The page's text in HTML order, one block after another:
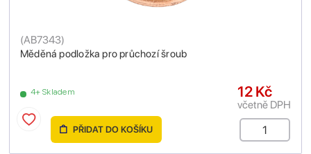
Měděná podložka pro průchozí šroub
(AB7343)
4+ Skladem 12 Kč
včetně DPH
PŘIDAT DO KOŠÍKU